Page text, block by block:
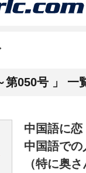
第050号 」 一
中国語に恋
中国語で
（特に奥さ